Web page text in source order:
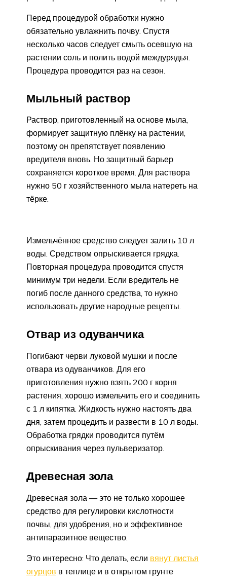
Перед процедурой обработки нужно
обязательно увлажнить почву. Спустя
несколько часов следует смыть осевшую на
растении соль и полить водой междурядья.
Процедура проводится раз на сезон.
Мыльный раствор
Раствор, приготовленный на основе мыла,
формирует защитную плёнку на растении,
поэтому он препятствует появлению
вредителя вновь. Но защитный барьер
сохраняется короткое время. Для раствора
нужно 50 г хозяйственного мыла натереть на
тёрке.
Измельчённое средство следует залить 10 л
воды. Средством опрыскивается грядка.
Повторная процедура проводится спустя
минимум три недели. Если вредитель не
погиб после данного средства, то нужно
использовать другие народные рецепты.
Отвар из одуванчика
Погибают черви луковой мушки и после
отвара из одуванчиков. Для его
приготовления нужно взять 200 г корня
растения, хорошо измельчить его и соединить
с 1 л кипятка. Жидкость нужно настоять два
дня, затем процедить и развести в 10 л воды.
Обработка грядки проводится путём
опрыскивания через пульверизатор.
Древесная зола
Древесная зола — это не только хорошее
средство для регулировки кислотности
почвы, для удобрения, но и эффективное
антипаразитное вещество.
Это интересно: Что делать, если вянут листья
огурцов в теплице и в открытом грунте